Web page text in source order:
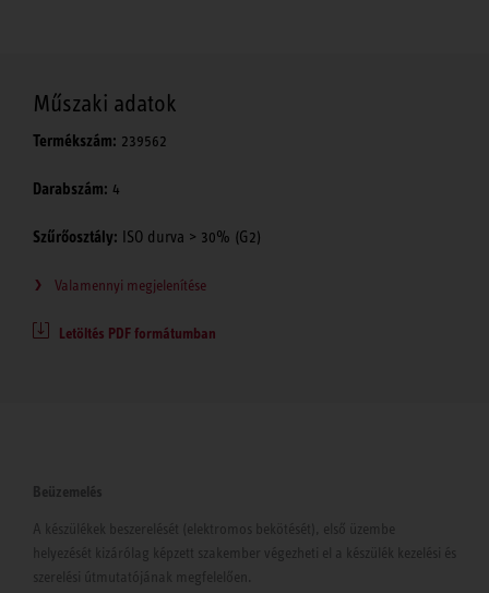
Műszaki adatok
Termékszám: 239562
Darabszám: 4
Szűrőosztály: ISO durva > 30% (G2)
Valamennyi megjelenítése
Letöltés PDF formátumban
Beüzemelés
A készülékek beszerelését (elektromos bekötését), első üzembe
helyezését kizárólag képzett szakember végezheti el a készülék kezelési és
szerelési útmutatójának megfelelően.